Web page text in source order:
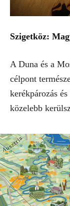
Szigetköz:
A Duna és a
célpont
kerékpározás
közelebb